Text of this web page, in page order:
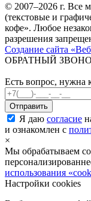
© 2007–2026 г. Все
(текстовые и
кофе». Любое
разрешения
Создание сайта
ОБРАТНЫЙ
Есть вопрос, нужна
Я даю согласие
и ознакомлен с
×
Мы обрабатываем
использования
Настройки cookies